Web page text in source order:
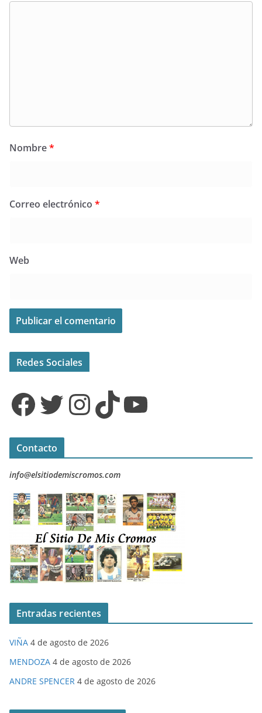
Nombre*
Correo electrónico *
Web
Redes Sociales
Facebook Twitter InstagramTikTok YouTube
Contacto
info@elsitiodemiscromos.com
Entradas recientes
VIÑA 4 de agosto de 2026
MENDOZA 4 de agosto de 2026
ANDRE SPENCER 4 de agosto de 2026